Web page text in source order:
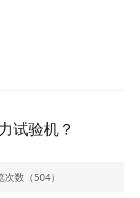
试验机？
次数（504）